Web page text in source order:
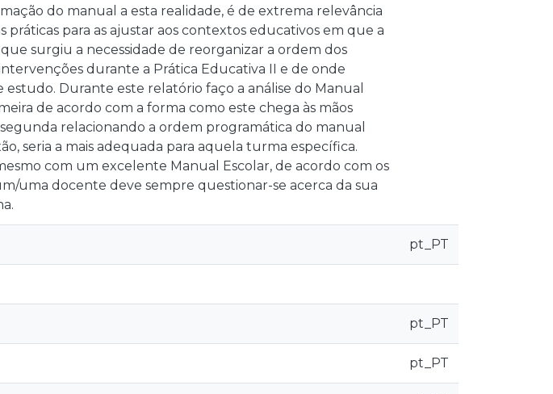
do manual a esta realidade, é de extrema relevância
práticas para as ajustar aos contextos educativos em que a
surgiu a necessidade de reorganizar a ordem dos
durante a Prática Educativa II e de onde
Durante este relatório faço a análise do Manual
de acordo com a forma como este chega às mãos
segunda relacionando a ordem programática do manual
seria a mais adequada para aquela turma específica.
com um excelente Manual Escolar, de acordo com os
uma docente deve sempre questionar-se acerca da sua
pt_PT
pt_PT
pt_PT